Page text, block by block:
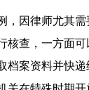
，因律师尤其
核查，一方面
档案资料并快